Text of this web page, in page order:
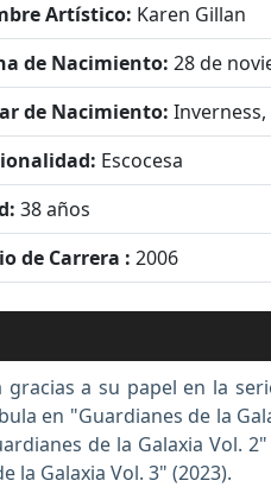
Artístico: Karen Gillan
de Nacimiento: 28 de
de Nacimiento: Inverness,
Escocesa
38 años
de Carrera : 2006
a su papel en la
en "Guardianes de la
de la Galaxia Vol.
la Galaxia Vol. 3" (2023).